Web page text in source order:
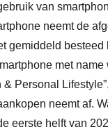
van
neemt de
gemiddeld
met
Personal
neemt af.
eerste helft van